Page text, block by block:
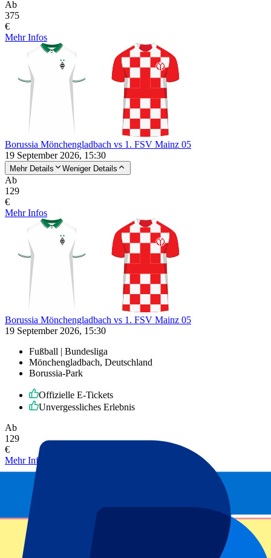
Ab
375
€
Mehr Infos
Borussia Mönchengladbach vs 1. FSV Mainz 05
19 September 2026, 15:30
Mehr Details Weniger Details
Ab
129
€
Mehr Infos
Borussia Mönchengladbach vs 1. FSV Mainz 05
19 September 2026, 15:30
Fußball | Bundesliga
Mönchengladbach, Deutschland
Borussia-Park
Offizielle E-Tickets
Unvergessliches Erlebnis
Ab
129
€
Mehr Infos